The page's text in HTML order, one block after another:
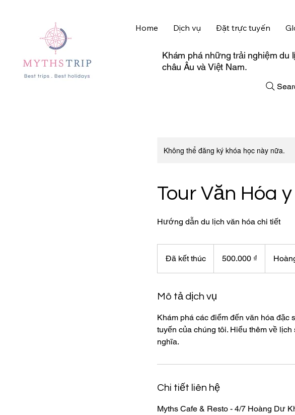
Khám phá những trải nghiệm du
châu Âu và Việt Nam.
Home Dịch vụ Đặt trực tuyến
Không thể đăng ký khóa học này nữa.
Tour Văn Hóa
Hướng dẫn du lịch văn hóa chi tiết
Đã kết thúc
ã
ế
t
h
Việt500.000 ₫
Mô tả dịch vụ
Khám phá các điểm đến văn hóa đặc
tuyến của chúng tôi. Hiểu thêm về
nghĩa.
Chi tiết liên hệ
Myths Cafe & Resto - 4/7 Hoàng Dư